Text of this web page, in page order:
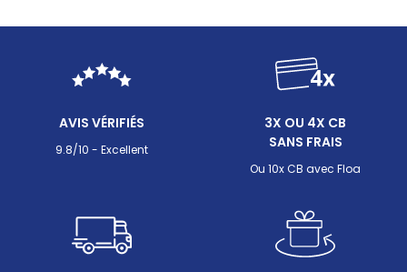
AVIS VÉRIFIÉS
9.8/10 - Excellent
3X OU 4X CB
SANS FRAIS
Ou 10x CB avec Floa